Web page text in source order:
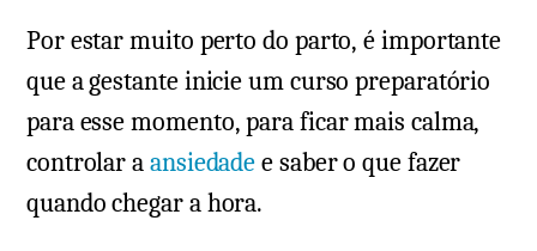
Por estar muito perto do parto, é importante
que a gestante inicie um curso preparatório
para esse momento, para ficar mais calma,
controlar aansiedadee saber o que fazer
quando chegar a hora.